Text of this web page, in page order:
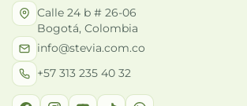
Calle 24 b # 26-06
Bogotá, Colombia
info@stevia.com.co
+57 313 235 40 32